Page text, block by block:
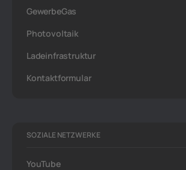
GewerbeGas
Photovoltaik
Ladeinfrastruktur
Kontaktformular
SOZIALE NETZWERKE
YouTube